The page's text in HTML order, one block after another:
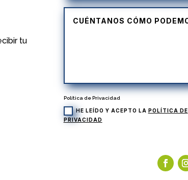
tu
Política de Privacidad
HE LEÍDO Y ACEPTO LA POLÍTICA DE
PRIVACIDAD